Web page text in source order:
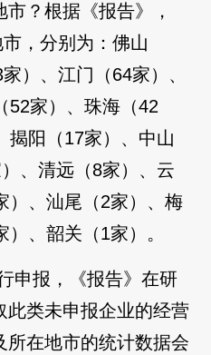
市？根据《报告》，
，分别为：佛山
）、江门（64家）、
52家）、珠海（42
揭阳（17家）、中山
、清远（8家）、云
）、汕尾（2家）、梅
、韶关（1家）。
申报，《报告》在研
此类未申报企业的经营
所在地市的统计数据会